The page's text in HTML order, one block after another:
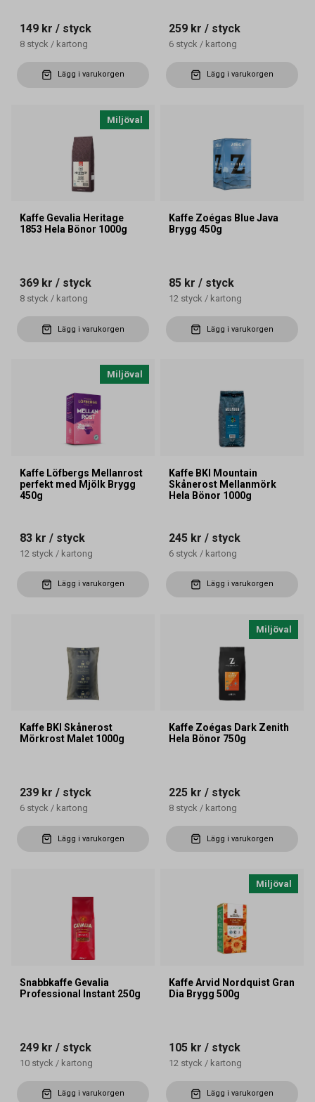
149 kr / styck
8 styck / kartong
Lägg i varukorgen
259 kr / styck
6 styck / kartong
Lägg i varukorgen
Miljöval
Kaffe Gevalia Heritage
1853 Hela Bönor 1000g
369 kr / styck
8 styck / kartong
Lägg i varukorgen
Kaffe Zoégas Blue Java
Brygg 450g
85 kr / styck
12 styck / kartong
Lägg i varukorgen
Miljöval
Kaffe Löfbergs Mellanrost
perfekt med Mjölk Brygg
450g
83 kr / styck
12 styck / kartong
Lägg i varukorgen
Kaffe BKI Mountain
Skånerost Mellanmörk
Hela Bönor 1000g
245 kr / styck
6 styck / kartong
Lägg i varukorgen
Kaffe BKI Skånerost
Mörkrost Malet 1000g
239 kr / styck
6 styck / kartong
Lägg i varukorgen
Miljöval
Kaffe Zoégas Dark Zenith
Hela Bönor 750g
225 kr / styck
8 styck / kartong
Lägg i varukorgen
Snabbkaffe Gevalia
Professional Instant 250g
249 kr / styck
10 styck / kartong
Lägg i varukorgen
Miljöval
Kaffe Arvid Nordquist Gran
Dia Brygg 500g
105 kr / styck
12 styck / kartong
Lägg i varukorgen